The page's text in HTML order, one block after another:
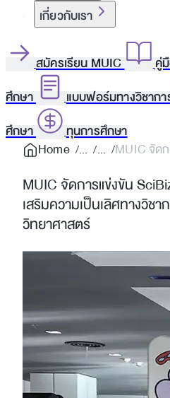
เกี่ยวกับเรา
สมัครเรียน MUIC คู่
ศึกษา
แบบฟอร์มทางวิชาก
ศึกษา
ทุนการศึกษา
Home
MUIC จัด
MUIC จัดการแข่งขัน
เสริมความเป็นเลิศทางวิช
วิทยาศาสตร์